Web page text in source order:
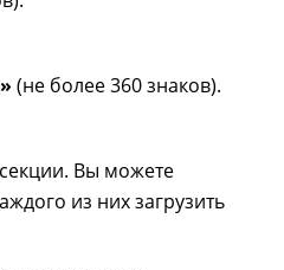
(не более 360 знаков).
Вы можете
из них загрузить